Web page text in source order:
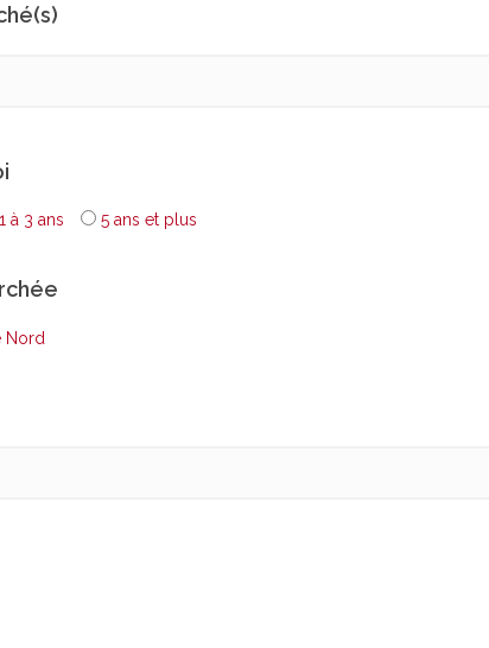
1 à 3 ans 5 ans et plus
Nord